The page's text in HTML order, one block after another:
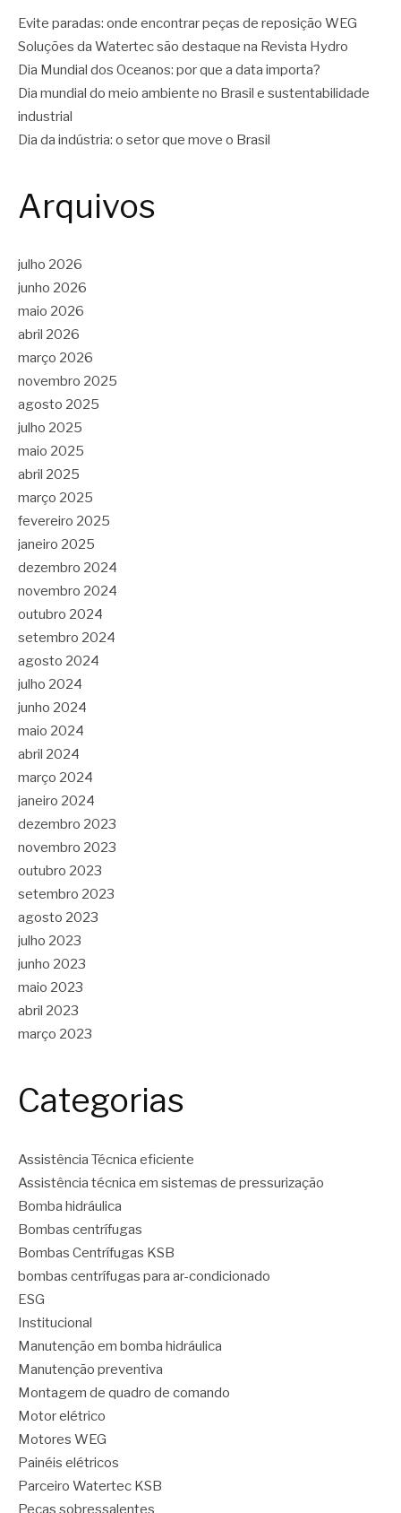
Evite paradas: onde encontrar peças de reposição WEG
Soluções da Watertec são destaque na Revista Hydro
Dia Mundial dos Oceanos: por que a data importa?
Dia mundial do meio ambiente no Brasil e sustentabilidade
industrial
Dia da indústria: o setor que move o Brasil
Arquivos
julho 2026
junho 2026
maio 2026
abril 2026
março 2026
novembro 2025
agosto 2025
julho 2025
maio 2025
abril 2025
março 2025
fevereiro 2025
janeiro 2025
dezembro 2024
novembro 2024
outubro 2024
setembro 2024
agosto 2024
julho 2024
junho 2024
maio 2024
abril 2024
março 2024
janeiro 2024
dezembro 2023
novembro 2023
outubro 2023
setembro 2023
agosto 2023
julho 2023
junho 2023
maio 2023
abril 2023
março 2023
Categorias
Assistência Técnica eficiente
Assistência técnica em sistemas de pressurização
Bomba hidráulica
Bombas centrífugas
Bombas Centrífugas KSB
bombas centrífugas para ar-condicionado
ESG
Institucional
Manutenção em bomba hidráulica
Manutenção preventiva
Montagem de quadro de comando
Motor elétrico
Motores WEG
Painéis elétricos
Parceiro Watertec KSB
Peças sobressalentes